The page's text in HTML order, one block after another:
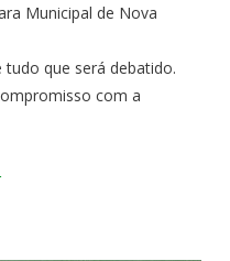
Municipal de Nova
tudo que será debatido.
com a